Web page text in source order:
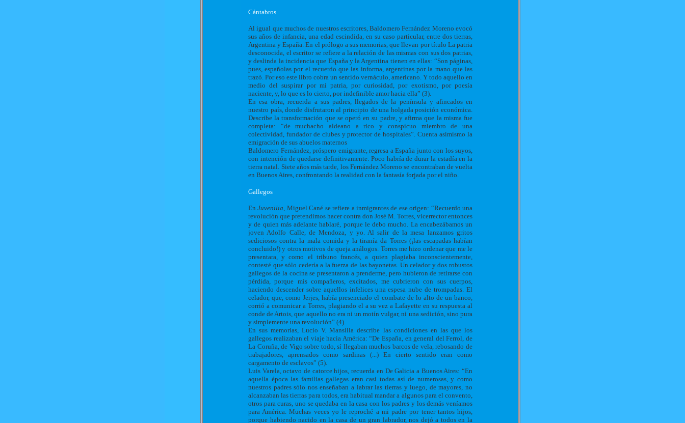
Cántabros
Al igual que muchos de nuestros escritores, Baldomero Fernández Moreno evocó
sus años de infancia, una edad escindida, en su caso particular, entre dos tierras,
Argentina y España. En el prólogo a sus memorias, que llevan por título La patria
desconocida, el escritor se refiere a la relación de las mismas con sus dos patrias,
y deslinda la incidencia que España y la Argentina tienen en ellas: “Son páginas,
pues, españolas por el recuerdo que las informa, argentinas por la mano que las
trazó. Por eso este libro cobra un sentido vernáculo, americano. Y todo aquello en
medio del suspirar por mi patria, por curiosidad, por exotismo, por poesía
naciente, y, lo que es lo cierto, por indefinible amor hacia ella” (3).
En esa obra, recuerda a sus padres, llegados de la península y afincados en
nuestro país, donde disfrutaron al principio de una holgada posición económica.
Describe la transformación que se operó en su padre, y afirma que la misma fue
completa: “de muchacho aldeano a rico y conspicuo miembro de una
colectividad, fundador de clubes y protector de hospitales”. Cuenta asimismo la
emigración de sus abuelos maternos
Baldomero Fernández, próspero emigrante, regresa a España junto con los suyos,
con intención de quedarse definitivamente. Poco habría de durar la estadía en la
tierra natal. Siete años más tarde, los Fernández Moreno se encontraban de vuelta
en Buenos Aires, confrontando la realidad con la fantasía forjada por el niño.
Gallegos
EnJuvenilia, Miguel Cané se refiere a inmigrantes de ese origen: “Recuerdo una
revolución que pretendimos hacer contra don José M. Torres, vicerrector entonces
y de quien más adelante hablaré, porque le debo mucho. La encabezábamos un
joven Adolfo Calle, de Mendoza, y yo. Al salir de la mesa lanzamos gritos
sediciosos contra la mala comida y la tiranía da Torres (¡las escapadas habían
concluido!) y otros motivos de queja análogos. Torres me hizo ordenar que me le
presentara, y como el tribuno francés, a quien plagiaba inconscientemente,
contesté que sólo cedería a la fuerza de las bayonetas. Un celador y dos robustos
gallegos de la cocina se presentaron a prenderme, pero hubieron de retirarse con
pérdida, porque mis compañeros, excitados, me cubrieron con sus cuerpos,
haciendo descender sobre aquellos infelices una espesa nube de trompadas. El
celador, que, como Jerjes, había presenciado el combate de lo alto de un banco,
corrió a comunicar a Torres, plagiando el a su vez a Lafayette en su respuesta al
conde de Artois, que aquello no era ni un motín vulgar, ni una sedición, sino pura
y simplemente una revolución” (4).
En sus memorias, Lucio V. Mansilla describe las condiciones en las que los
gallegos realizaban el viaje hacia América: “De España, en general del Ferrol, de
La Coruña, de Vigo sobre todo, sí llegaban muchos barcos de vela, rebosando de
trabajadores, aprensados como sardinas (...) En cierto sentido eran como
cargamento de esclavos” (5).
Luis Varela, octavo de catorce hijos, recuerda en De Galicia a Buenos Aires: “En
aquella época las familias gallegas eran casi todas así de numerosas, y como
nuestros padres sólo nos enseñaban a labrar las tierras y luego, de mayores, no
alcanzaban las tierras para todos, era habitual mandar a algunos para el convento,
otros para curas, uno se quedaba en la casa con los padres y los demás veníamos
para América. Muchas veces yo le reproché a mi padre por tener tantos hijos,
porque habiendo nacido en la casa de un gran labrador, nos dejó a todos en la